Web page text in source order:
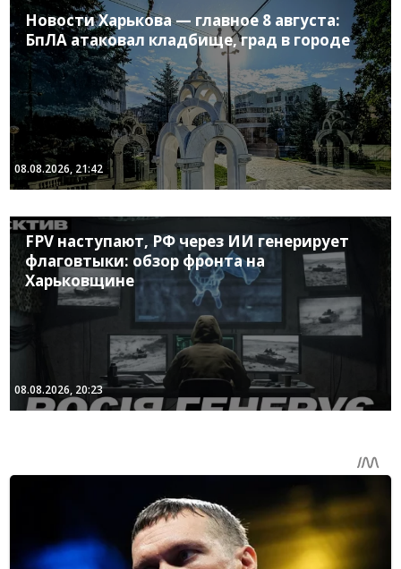
Новости Харькова — главное 8 августа:
БпЛА атаковал кладбище, град в городе
08.08.2026, 21:42
FPV наступают, РФ через ИИ генерирует
флаговтыки: обзор фронта на
Харьковщине
08.08.2026, 20:23